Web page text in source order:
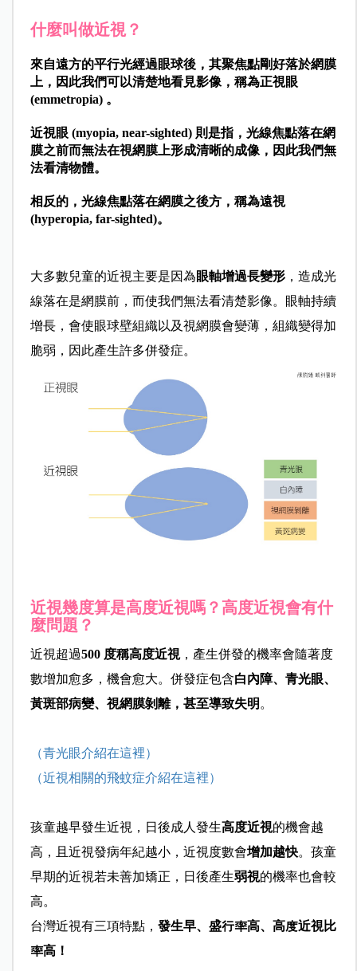
什麼叫做近視？
來自遠方的平行光經過眼球後，其聚焦點剛好落於網膜
上，因此我們可以清楚地看見影像，稱為正視眼
(emmetropia) 。
近視眼 (myopia, near-sighted)則是指，光線焦點落在網
膜之前而無法在視網膜上形成清晰的成像，因此我們無
法看清物體。
相反的，光線焦點落在網膜之後方，稱為遠視
(hyperopia, far-sighted)。
大多數兒童的近視主要是因為眼軸增過長變形，造成光
線落在是網膜前，而使我們無法看清楚影像。眼軸持續
增長，會使眼球壁組織以及視網膜會變薄，組織變得加
脆弱，因此產生許多併發症。
近視幾度算是高度近視嗎？高度近視會有什
麼問題？
近視超過500 度稱高度近視，產生併發的機率會隨著度
數增加愈多，機會愈大。併發症包含白內障、青光眼、
黃斑部病變、視網膜剝離，甚至導致失明 。
（青光眼介紹在這裡）
（近視相關的飛蚊症介紹在這裡）
孩童越早發生近視，日後成人發生高度近視的機會越
高，且近視發病年紀越小，近視度數會增加越快。孩童
早期的近視若未善加矯正，日後產生弱視的機率也會較
高。
台灣近視有三項特點， 發生早、盛行率高、高度近視比
率高！